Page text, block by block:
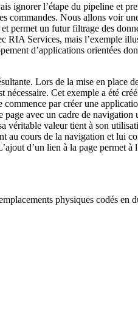
ignorer l’étape du pipeline et
commandes. Nous allons voir
permet un futur filtrage des
RIA Services, mais l’exemple
d’applications orientées
Lors de la mise en place
Cet exemple a été
par créer une
avec un cadre de
valeur tient à son
au cours de la navigation et lui
d’un lien à la page permet à
physiques codés en